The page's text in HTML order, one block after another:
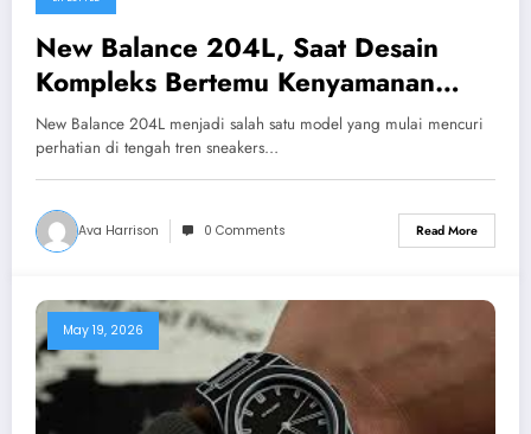
New Balance 204L, Saat Desain
Kompleks Bertemu Kenyamanan
Modern
New Balance 204L menjadi salah satu model yang mulai mencuri
perhatian di tengah tren sneakers…
Ava Harrison 0 Comments Read More
May 19, 2026